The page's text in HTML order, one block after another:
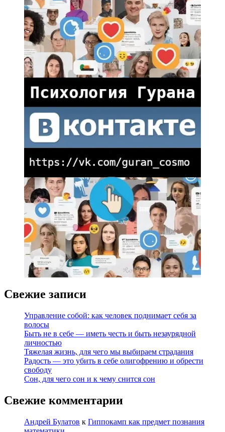
Свежие записи
Управление собой: как человек поднимает себя за
волосы
Быть не в себе — иметь честь и быть незаурядной
личностью
Тяжелая жизнь, для чего мы выбираем страдания
Радость — это убить в себе олигофрению и обрести
свободу
Сон, для чего сон и к чему снится сон
Свежие комментарии
Андрей Булатов к Гиппокамп как предмет познания